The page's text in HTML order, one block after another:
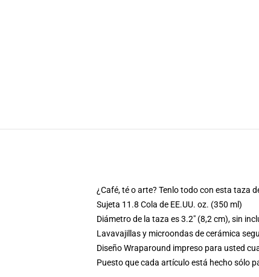
¿Café, té o arte? Tenlo todo con esta taza
Sujeta 11.8 Cola de EE.UU. oz. (350 ml)
Diámetro de la taza es 3.2" (8,2 cm), sin
Lavavajillas y microondas de cerámica
Diseño Wraparound impreso para usted
Puesto que cada artículo está hecho sólo